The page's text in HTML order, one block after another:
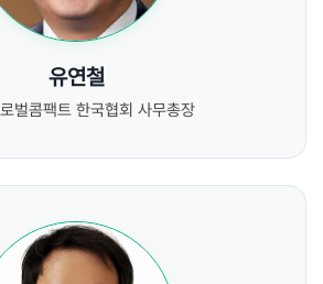
유연철
벌콤팩트 한국협회 사무총장